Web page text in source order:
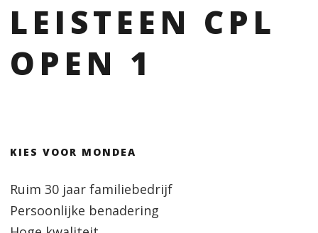
LEISTEEN CPL
OPEN 1
KIES VOOR MONDEA
Ruim 30 jaar familiebedrijf
Persoonlijke benadering